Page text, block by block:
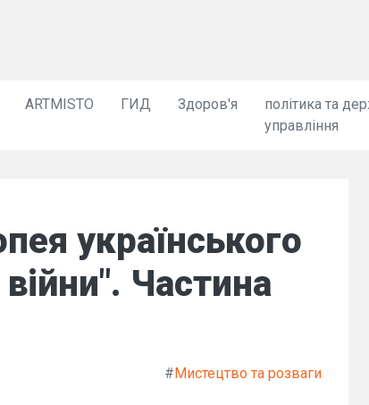
ARTMISTO ГИД Здоров'я
політика та
управління
українського
Частина
#Мистецтво та розваги